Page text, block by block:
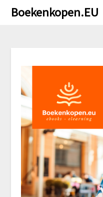
Doorgaan
naarBoekenkopen.EU